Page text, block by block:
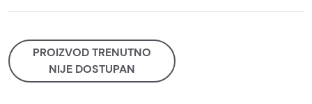
PROIZVOD TRENUTNO
NIJE DOSTUPAN